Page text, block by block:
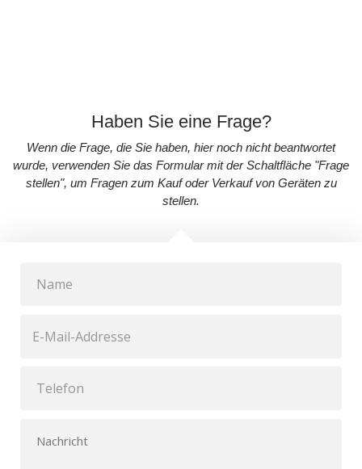
Haben Sie eine Frage?
Wenn die Frage, die Sie haben, hier noch nicht beantwortet
wurde, verwenden Sie das Formular mit der Schaltfläche "Frage
stellen", um Fragen zum Kauf oder Verkauf von Geräten zu
stellen.